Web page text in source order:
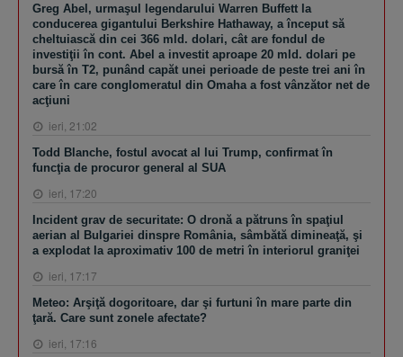
Greg Abel, urmaşul legendarului Warren Buffett la
conducerea gigantului Berkshire Hathaway, a început să
cheltuiască din cei 366 mld. dolari, cât are fondul de
investiţii în cont. Abel a investit aproape 20 mld. dolari pe
bursă în T2, punând capăt unei perioade de peste trei ani în
care în care conglomeratul din Omaha a fost vânzător net de
acţiuni
ieri, 21:02
Todd Blanche, fostul avocat al lui Trump, confirmat în
funcţia de procuror general al SUA
ieri, 17:20
Incident grav de securitate: O dronă a pătruns în spaţiul
aerian al Bulgariei dinspre România, sâmbătă dimineaţă, şi
a explodat la aproximativ 100 de metri în interiorul graniţei
ieri, 17:17
Meteo: Arşiţă dogoritoare, dar şi furtuni în mare parte din
ţară. Care sunt zonele afectate?
ieri, 17:16